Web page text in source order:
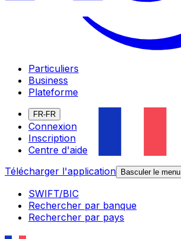
Particuliers
Business
Plateforme
FR-FR
Connexion
Inscription
Centre d'aide
Télécharger l'application
Basculer le menu
SWIFT/BIC
Rechercher par banque
Rechercher par pays